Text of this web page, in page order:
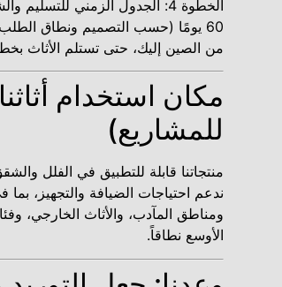
60 يومًا (حسب التصميم ونطاق
من الصين إليك، حتى تستلم الأثاث
مكان استخدام
للمشاريع)
منتجاتنا قابلة للتطبيق في الفلل
ندعم احتياجات الضيافة والتجهيز،
ومناطق المآدب، والأثاث الخارجي،
الأوسع نطاقاً.